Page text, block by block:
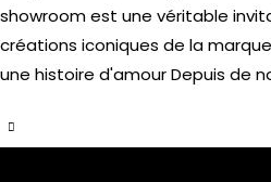
showroom est une véritable
créations iconiques de la marque
une histoire d'amour Depuis de